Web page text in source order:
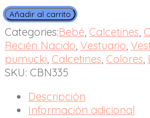
Añadir al carrito
Categories:Bebé, Calcetines,
Recién Nacido, Vestuario,
pumucki, Calcetines, Colores,
SKU: CBN335
Descripción
Información adicional